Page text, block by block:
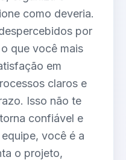
como deveria.
por
que você mais
em
claros e
Isso não te
confiável e
você é a
o projeto,